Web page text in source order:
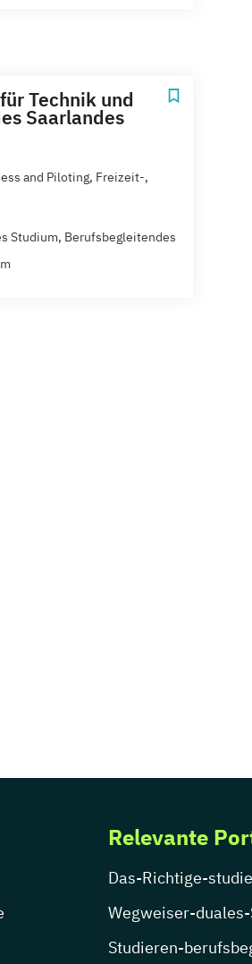
Technik und
Saarlandes
and Piloting, Freizeit-,
Studium, Berufsbegleitendes
Relevante
Das-Richtige-
Wegweiser-
Studieren-